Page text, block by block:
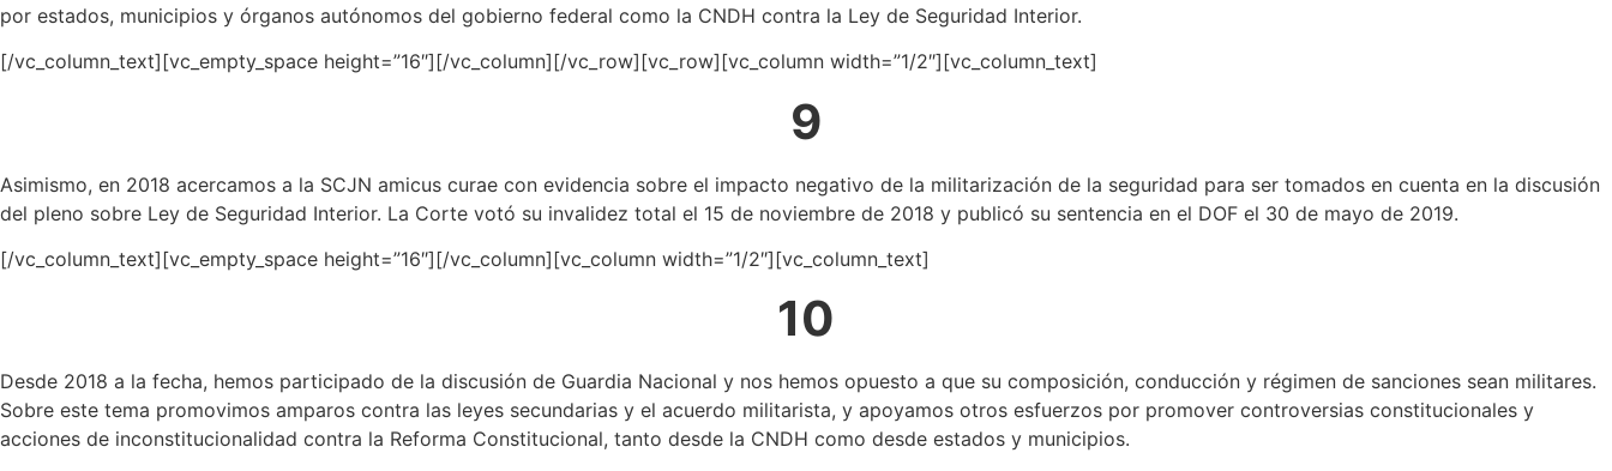
por estados, municipios y órganos autónomos del gobierno federal como la CNDH contra la Ley de Seguridad Interior.
[/vc_column_text][vc_empty_space height=”16″][/vc_column][/vc_row][vc_row][vc_column width=”1/2″][vc_column_text]
9
Asimismo, en 2018 acercamos a la SCJN amicus curae con evidencia sobre el impacto negativo de la militarización de la seguridad para ser tomados en cuenta en la discusión
del pleno sobre Ley de Seguridad Interior. La Corte votó su invalidez total el 15 de noviembre de 2018 y publicó su sentencia en el DOF el 30 de mayo de 2019.
[/vc_column_text][vc_empty_space height=”16″][/vc_column][vc_column width=”1/2″][vc_column_text]
10
Desde 2018 a la fecha, hemos participado de la discusión de Guardia Nacional y nos hemos opuesto a que su composición, conducción y régimen de sanciones sean militares.
Sobre este tema promovimos amparos contra las leyes secundarias y el acuerdo militarista, y apoyamos otros esfuerzos por promover controversias constitucionales y
acciones de inconstitucionalidad contra la Reforma Constitucional, tanto desde la CNDH como desde estados y municipios.